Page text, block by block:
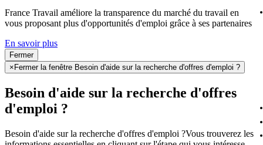
France Travail améliore la transparence du marché du travail en
vous proposant plus d'opportunités d'emploi grâce à ses partenaires
En savoir plus
Fermer
× Fermer la fenêtre Besoin d'aide sur la recherche d'offres d'emploi ?
Besoin d'aide sur la recherche d'offres
d'emploi ?
Besoin d'aide sur la recherche d'offres d'emploi ?Vous trouverez les